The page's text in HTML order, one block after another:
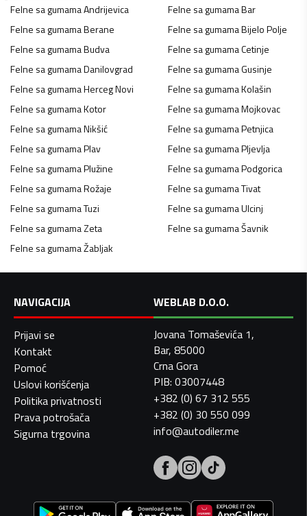
Felne sa gumamaAndrijevica Felne sa gumamaBar
Felne sa gumamaBerane Felne sa gumamaBijelo Polje
Felne sa gumamaBudva Felne sa gumamaCetinje
Felne sa gumamaDanilovgrad Felne sa gumamaGusinje
Felne sa gumamaHerceg Novi Felne sa gumamaKolašin
Felne sa gumamaKotor Felne sa gumamaMojkovac
Felne sa gumamaNikšić Felne sa gumamaPetnjica
Felne sa gumamaPlav Felne sa gumamaPljevlja
Felne sa gumamaPlužine Felne sa gumamaPodgorica
Felne sa gumamaRožaje Felne sa gumamaTivat
Felne sa gumamaTuzi Felne sa gumamaUlcinj
Felne sa gumamaZeta Felne sa gumamaŠavnik
Felne sa gumamaŽabljak
NAVIGACIJA
Prijavi se
Kontakt
Pomoć
Uslovi korišćenja
Politika privatnosti
Prava potrošača
Sigurna trgovina
WEBLAB D.O.O.
Jovana Tomaševića 1,
Bar, 85000
Crna Gora
PIB: 03007448
+382 (0) 67 312 555
+382 (0) 30 550 099
info@autodiler.me